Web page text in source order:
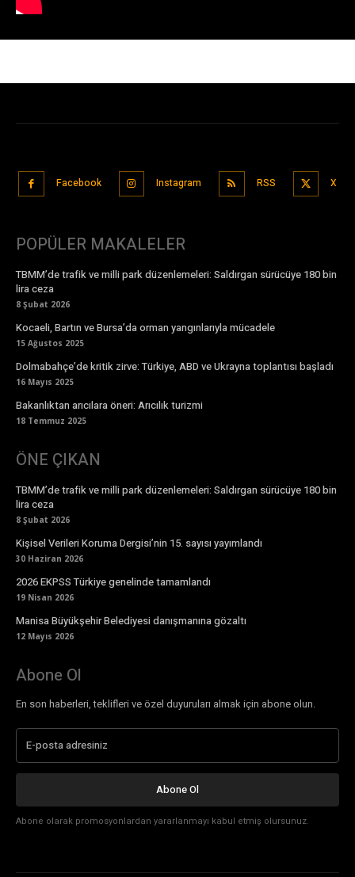
Facebook Instagram RSS X
POPÜLER MAKALELER
TBMM’de trafik ve milli park düzenlemeleri: Saldırgan sürücüye 180 bin
lira ceza
8 Şubat 2026
Kocaeli, Bartın ve Bursa’da orman yangınlarıyla mücadele
15 Ağustos 2025
Dolmabahçe’de kritik zirve: Türkiye, ABD ve Ukrayna toplantısı başladı
16 Mayıs 2025
Bakanlıktan arıcılara öneri: Arıcılık turizmi
18 Temmuz 2025
ÖNE ÇIKAN
TBMM’de trafik ve milli park düzenlemeleri: Saldırgan sürücüye 180 bin
lira ceza
8 Şubat 2026
Kişisel Verileri Koruma Dergisi’nin 15. sayısı yayımlandı
30 Haziran 2026
2026 EKPSS Türkiye genelinde tamamlandı
19 Nisan 2026
Manisa Büyükşehir Belediyesi danışmanına gözaltı
12 Mayıs 2026
Abone Ol
En son haberleri, teklifleri ve özel duyuruları almak için abone olun.
Abone Ol
Abone olarak promosyonlardan yararlanmayı kabul etmiş olursunuz.